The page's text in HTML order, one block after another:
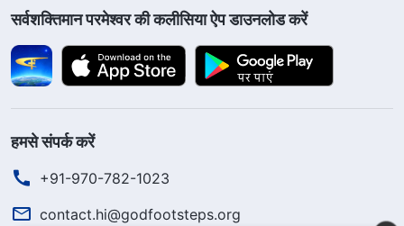
सर्वशक्तिमान परमेश्वर की कलीसिया ऐप डाउनलोड करें
हमसे संपर्क करें
+91-970-782-1023
contact.hi@godfootsteps.org